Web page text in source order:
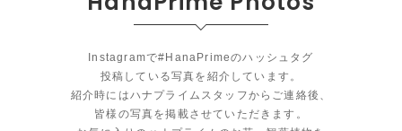
Instagramで#HanaPrimeのハッシュタグ
投稿している写真を紹介しています。
紹介時にはハナプライムスタッフからご連絡後、
皆様の写真を掲載させていただきます。